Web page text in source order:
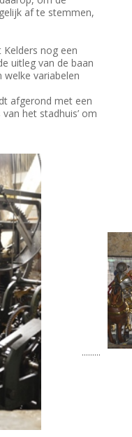
af te stemmen,
nog een
uitleg van de baan
variabelen
afgerond met een
het stadhuis’ om
.........